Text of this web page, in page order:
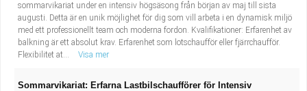
sommarvikariat under en intensiv högsäsong från början av maj till sista
augusti. Detta är en unik möjlighet för dig som vill arbeta i en dynamisk miljö
med ett professionellt team och moderna fordon. Kvalifikationer: Erfarenhet av
balkning är ett absolut krav. Erfarenhet som lotschaufför eller fjärrchaufför.
Flexibilitet at...
Visa mer
Sommarvikariat: Erfarna Lastbilschaufförer för Intensiv